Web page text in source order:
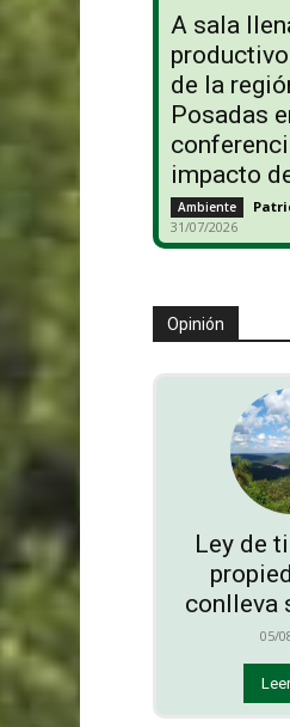
A sala
de la
Posadas
impacto
Ambiente
31/07/2026
Opinión
Ley de
conlleva
05/